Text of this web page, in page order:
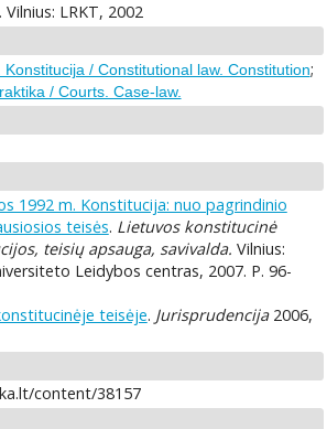
Vilnius: LRKT, 2002
/ Constitutional law. Constitution;
/ Courts. Case-law.
1992 m. Konstitucija: nuo pagrindinio
teisės. Lietuvos konstitucinė
teisių apsauga, savivalda. Vilnius:
Leidybos centras, 2007. P. 96-
teisėje. Jurisprudencija2006,
content/38157